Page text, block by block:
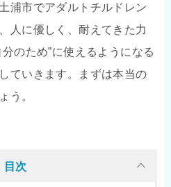
浦市でアダルトチルドレン
人に優しく、耐えてきた力
のため”に使えるようになる
ていきます。まずは本当の
う。
目次